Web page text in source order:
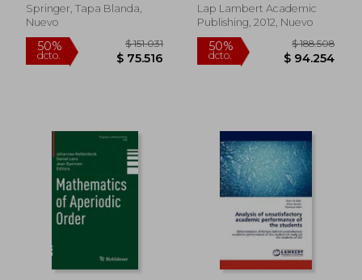
Springer, Tapa Blanda,
Nuevo
50%
Lap Lambert Academic
Publishing, 2012, Nuevo
50%
dcto.